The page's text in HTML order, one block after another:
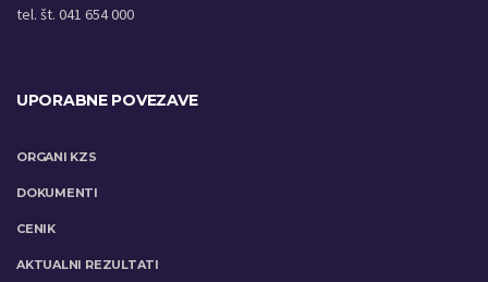
tel. št. 041 654 000
UPORABNE POVEZAVE
ORGANI KZS
DOKUMENTI
CENIK
AKTUALNI REZULTATI